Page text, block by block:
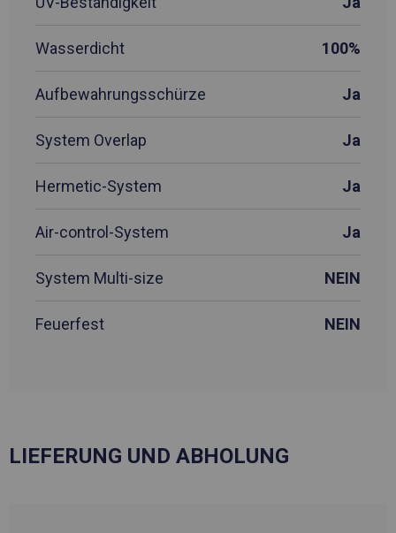
Wasserdicht 100%
Aufbewahrungsschürze Ja
System Overlap Ja
Hermetic-System Ja
Air-control-System Ja
System Multi-size NEIN
Feuerfest NEIN
LIEFERUNG UND ABHOLUNG